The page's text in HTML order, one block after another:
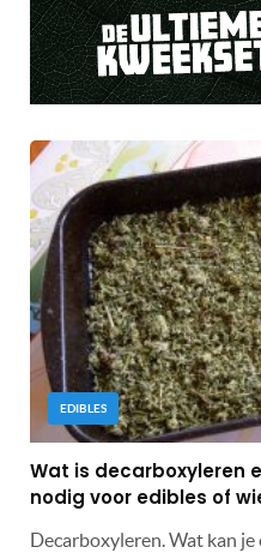
EDIBLES
Wat is decarboxyleren
nodig voor edibles of
Decarboxyleren. Wat kan